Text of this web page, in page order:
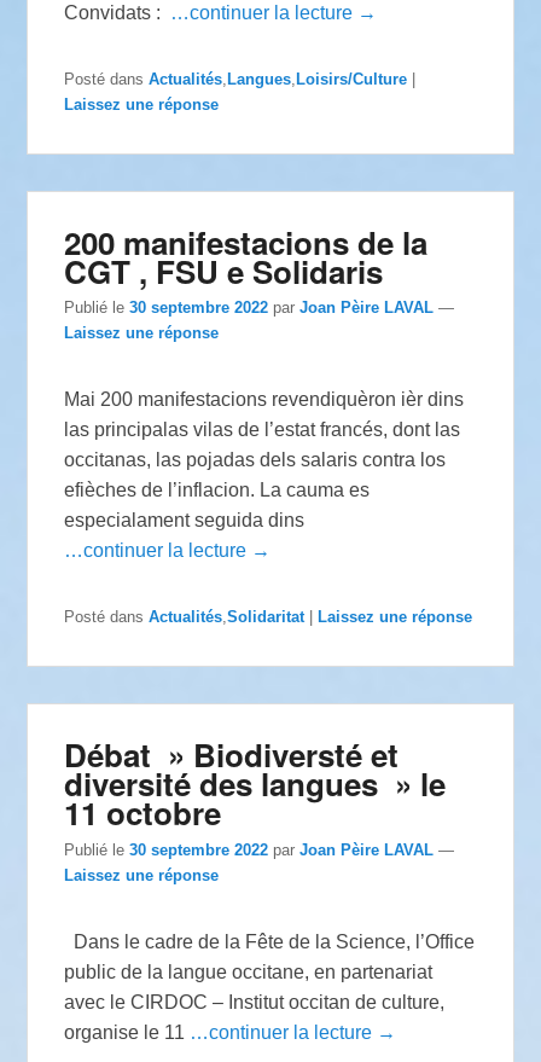
Convidats : …continuer la lecture →
Posté dans Actualités ,Langues ,Loisirs/Culture |
Laissez une réponse
200 manifestacions de la
CGT , FSU e Solidaris
Publié le30 septembre 2022 parJoan Pèire LAVAL —
Laissez une réponse
Mai 200 manifestacions revendiquèron ièr dins
las principalas vilas de l’estat francés, dont las
occitanas, las pojadas dels salaris contra los
efièches de l’inflacion. La cauma es
especialament seguida dins
…continuer la lecture →
Posté dans Actualités,Solidaritat Laissez une réponse
Débat » Biodiversté et
diversité des langues » le
11 octobre
Publié le30 septembre 2022 parJoan Pèire LAVAL —
Laissez une réponse
­ ­ Dans le cadre de la Fête de la Science, l’Office
public de la langue occitane, en partenariat
avec le CIRDOC – Institut occitan de culture,
organise le 11 …continuer la lecture →